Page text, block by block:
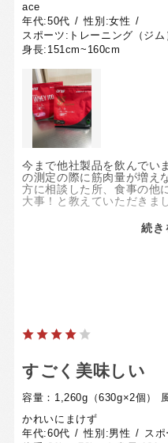
ace
年代:50代 性別:女性
スポーツ: トレーニング（ジム
身長: 151cm~160cm
今まで他社製品を飲んでい
の測定の際に筋肉量が増え
方に相談した所、食事の他
大事！と教えていただきま
定期購入してみました。
初めて飲んだ時は、とても
今までプロテインと言う
ングジム後の喉が乾いた
続き
すごく美味しい
容量：1,260g（630g×2個）
かれいにまけず
年代:60代 性別:男性 スポ